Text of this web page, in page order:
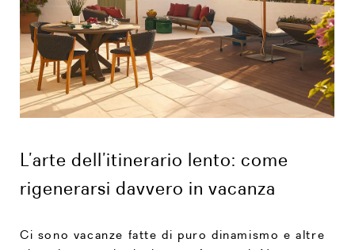
L’arte dell’itinerario lento: come
rigenerarsi davvero in vacanza
Ci sono vacanze fatte di puro dinamismo e altre